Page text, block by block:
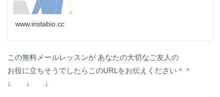
www.instabio.cc
この無料メールレッスンが あなたの大切なご友人の
お役に立ちそうでしたらこのURLをお伝えください＾＾
↓ ↓ ↓